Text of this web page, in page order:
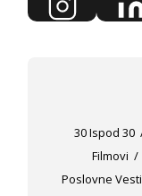
30 Ispod 30
Filmovi
Poslovne Vesti